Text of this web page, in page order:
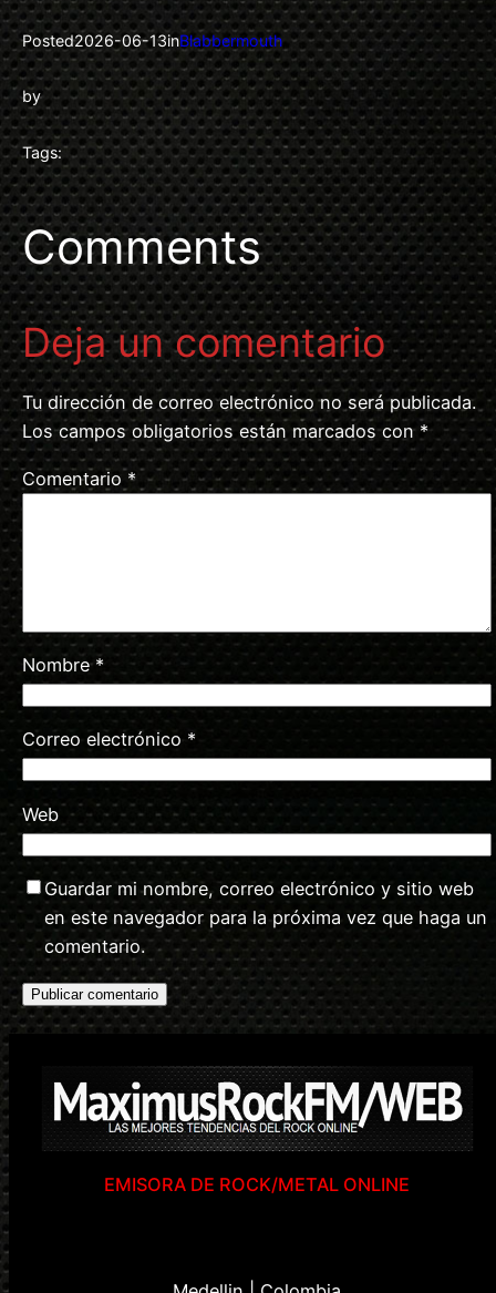
Posted2026-06-13inBlabbermouth
by
Tags:
Comments
Deja un comentario
Tu dirección de correo electrónico no será publicada.
Los campos obligatorios están marcados con *
Comentario*
Nombre*
Correo electrónico *
Web
Guardar mi nombre, correo electrónico y sitio web
en este navegador para la próxima vez que haga un
comentario.
EMISORA DE ROCK/METAL ONLINE